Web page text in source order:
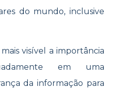
do mundo, inclusive
visível a importância
em uma
da informação para